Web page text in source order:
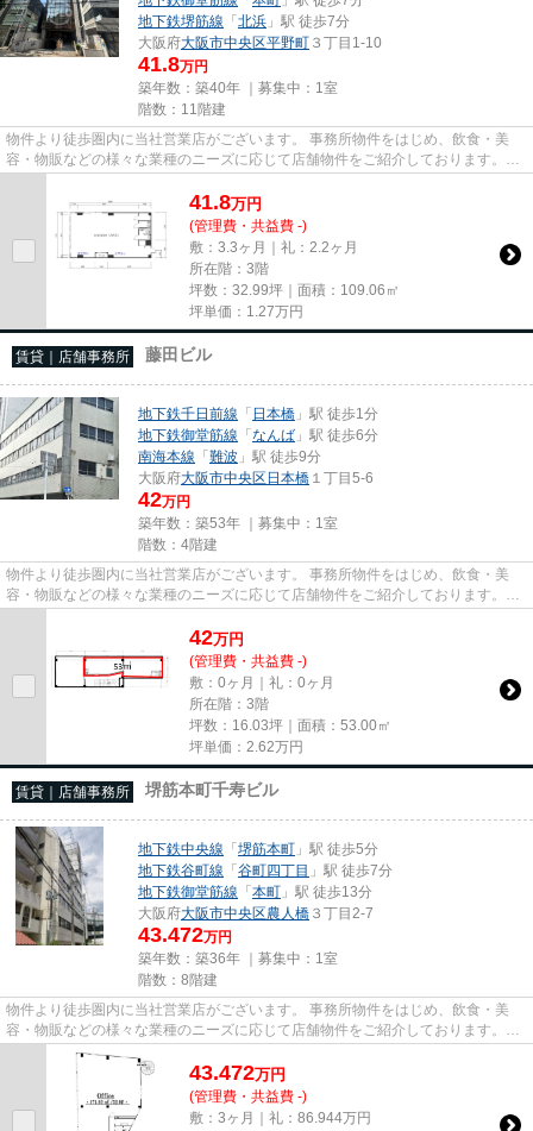
地下鉄堺筋線 「北浜 」駅 徒歩7分
大阪府大阪市中央区平野町 ３丁目1-10
41.8万円
築年数：築40年 ｜募集中： 1室
階数：11階建
物件より徒歩圏内に当社営業店がございます。 事務所物件をはじめ、飲食・美
容・物販などの様々な業種のニーズに応じて店舗物件をご紹介しております。
尚、弊社ではおとり広告は一切...
41.8万円
(管理費・共益費 -)
敷：3.3ヶ月｜礼：2.2ヶ月
所在階：3階
坪数：32.99坪｜面積：109.06㎡
坪単価： 1.27万円
賃貸｜店舗事務所 藤田ビル
地下鉄千日前線 「 日本橋 」駅 徒歩1分
地下鉄御堂筋線 「なんば 」駅 徒歩6分
南海本線 「難波 」駅 徒歩9分
大阪府大阪市中央区日本橋 １丁目5-6
42万円
築年数：築53年 ｜募集中： 1室
階数：4階建
物件より徒歩圏内に当社営業店がございます。 事務所物件をはじめ、飲食・美
容・物販などの様々な業種のニーズに応じて店舗物件をご紹介しております。
尚、弊社ではおとり広告は一切...
42万円
(管理費・共益費 -)
敷：0ヶ月｜礼：0ヶ月
所在階：3階
坪数：16.03坪｜面積：53.00㎡
坪単価： 2.62万円
賃貸｜店舗事務所 堺筋本町千寿ビル
地下鉄中央線 「堺筋本町 」駅 徒歩5分
地下鉄谷町線 「谷町四丁目 」駅 徒歩7分
地下鉄御堂筋線 「本町 」駅 徒歩13分
大阪府大阪市中央区農人橋 ３丁目2-7
43.472万円
築年数：築36年 ｜募集中： 1室
階数：8階建
物件より徒歩圏内に当社営業店がございます。 事務所物件をはじめ、飲食・美
容・物販などの様々な業種のニーズに応じて店舗物件をご紹介しております。
尚、弊社ではおとり広告は一切...
43.472万円
(管理費・共益費 -)
敷：3ヶ月｜礼：86.944万円